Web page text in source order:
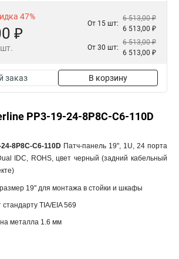
47%
₽
От 15 шт:
6 513,00 ₽
6 513,00 ₽
От 30 шт:
6 513,00 ₽
6 513,00 ₽
заказ В корзину
PP3-19-24-8P8C-C6-110D
8P8C-C6-110D Патч-панель 19", 1U, 24 порта
IDC, ROHS, цвет черный (задний кабельный
19" для монтажа в стойки и шкафы
стандарту TIA/EIA 569
металла 1.6 мм